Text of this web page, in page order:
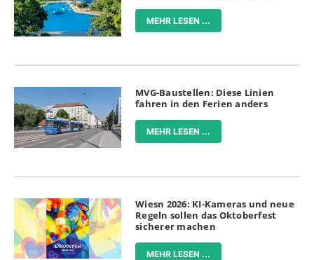
MEHR LESEN ...
MVG-Baustellen: Diese Linien
fahren in den Ferien anders
MEHR LESEN ...
Wiesn 2026: KI-Kameras und neue
Regeln sollen das Oktoberfest
sicherer machen
MEHR LESEN ...